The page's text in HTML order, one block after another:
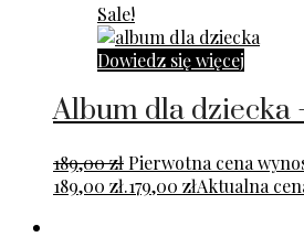
Sale!
Dowiedz się więcej
Album dla dziecka
189,00złPierwotna cena
189,00 zł.179,00 złAktualna